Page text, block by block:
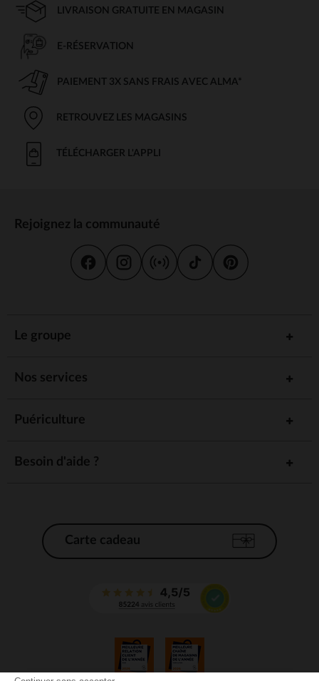
LIVRAISON GRATUITE EN MAGASIN
E-RÉSERVATION
PAIEMENT 3X SANS FRAIS AVEC ALMA*
RETROUVEZ LES MAGASINS
TÉLÉCHARGER L'APPLI
Rejoignez la communauté
Le groupe
Nos services
Puériculture
Besoin d'aide ?
Carte cadeau